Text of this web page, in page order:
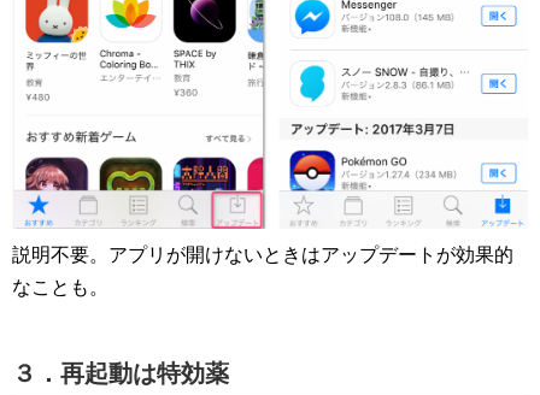
説明不要。アプリが開けないときはアップデートが効果的
なことも。
３．再起動は特効薬